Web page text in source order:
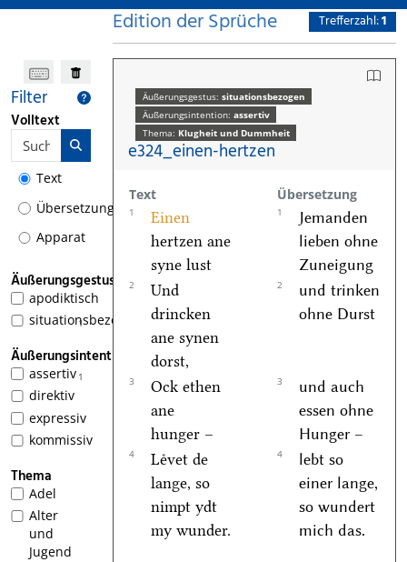
Filter
Volltext
Text
Übersetzung
Apparat
Äußerungsgestus
apodiktisch
1
situationsbezogen
Äußerungsintention
1
assertiv
direktiv
expressiv
kommissiv
Thema
Adel
Alter
und
Jugend
Edition der Sprüche Trefferzahl:1
Äußerungsgestus: situationsbezogen
Äußerungsintention: assertiv
Thema: Klugheit und Dummheit
e324_einen-hertzen
Text Übersetzung
1
Einen
hertzen ane
syne lust
1
Jemanden
lieben ohne
Zuneigung
2
Und
drincken
ane synen
dorst,
2
und trinken
ohne Durst
3
Ock ethen
ane
hunger –
3
und auch
essen ohne
Hunger –
4
Leͤvet de
lange, so
nimpt ydt
my wunder.
4
lebt so
einer lange,
so wundert
mich das.